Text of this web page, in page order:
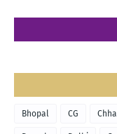
Bhopal CG